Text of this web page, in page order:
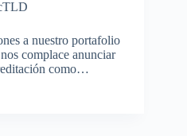
a nuestro portafolio
complace anunciar
como…